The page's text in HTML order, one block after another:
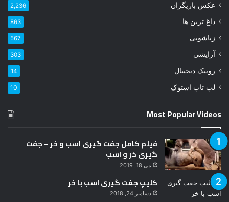
ر
ا
ا
ر
ک
ن
عکس بازیگران 2,236
داغ ترین ها 863
زناشویی 567
آرایشی 303
روبیک دیجیتال 14
لپ تاپ استوک 10
Most Popular Videos
فیلم کامل جفت گیری اسب و خر – جفت
گیری خر و اسب
می 18, 2019
کلیپ جفت گیری اسب با خر
دسامبر 24, 2018